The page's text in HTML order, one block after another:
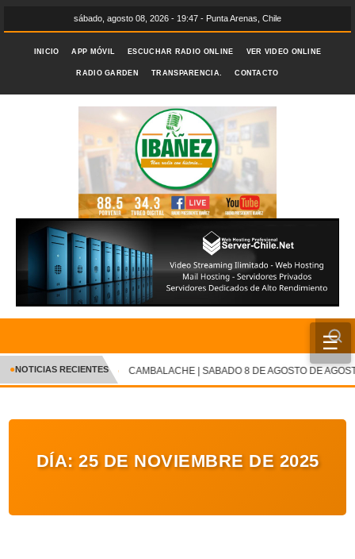
sábado, agosto 08, 2026 - 19:47 - Punta Arenas, Chile
INICIO APP MÓVIL ESCUCHAR RADIO ONLINE VER VIDEO ONLINE
RADIO GARDEN TRANSPARENCIA. CONTACTO
☰
INICIO
CRÓNICA
ENTRETENIMIENTO Y CULTURA
●NOTICIAS RECIENTES CAMBALACHE | SABADO 8 DE AGOSTO DE
DÍA: 25 DE NOVIEMBRE DE 2025